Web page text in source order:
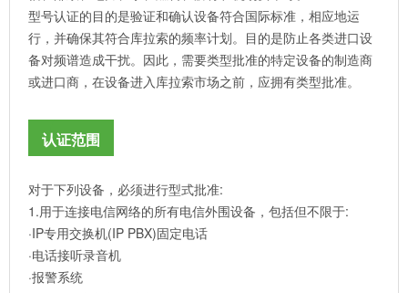
型号认证的目的是验证和确认设备符合国际标准，相应地运
行，并确保其符合库拉索的频率计划。目的是防止各类进口设
备对频谱造成干扰。因此，需要类型批准的特定设备的制造商
或进口商，在设备进入库拉索市场之前，应拥有类型批准。
认证范围
对于下列设备，必须进行型式批准:
1.用于连接电信网络的所有电信外围设备，包括但不限于:
·IP专用交换机(IP PBX)固定电话
·电话接听录音机
·报警系统